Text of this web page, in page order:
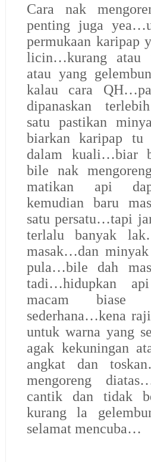
Cara nak
penting juga
permukaan karipap
licin…kurang atau
atau yang
kalau cara
dipanaskan
satu pastikan
biarkan karipap tu
dalam kuali…biar
bile nak
matikan api
kemudian baru
satu persatu…tapi
terlalu banyak
masak…dan
pula…bile dah
tadi…hidupkan
macam biase
sederhana…kena
untuk warna yang
agak kekuningan
angkat dan
mengoreng
cantik dan tidak
kurang la
selamat mencuba…